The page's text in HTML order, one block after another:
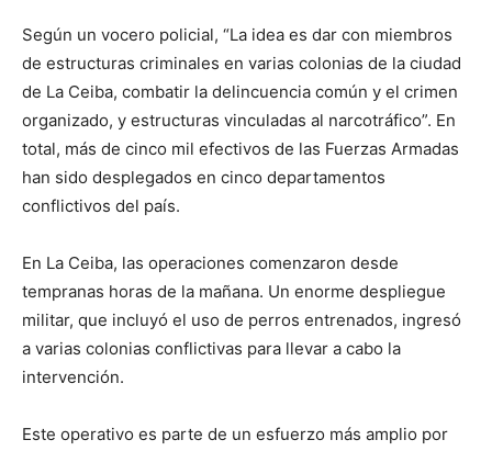
Según un vocero policial, “La idea es dar con miembros
de estructuras criminales en varias colonias de la ciudad
de La Ceiba, combatir la delincuencia común y el crimen
organizado, y estructuras vinculadas al narcotráfico”. En
total, más de cinco mil efectivos de las Fuerzas Armadas
han sido desplegados en cinco departamentos
conflictivos del país.
En La Ceiba, las operaciones comenzaron desde
tempranas horas de la mañana. Un enorme despliegue
militar, que incluyó el uso de perros entrenados, ingresó
a varias colonias conflictivas para llevar a cabo la
intervención.
Este operativo es parte de un esfuerzo más amplio por